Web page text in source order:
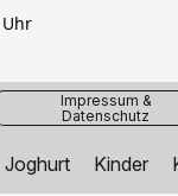
Impressum &
Datenschutz
Joghurt Kinder